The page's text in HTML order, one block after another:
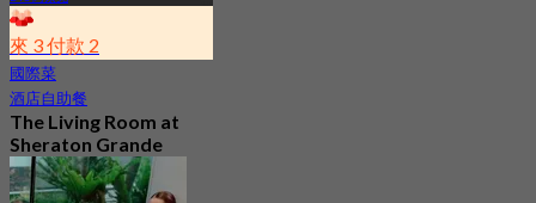
來 3 付款 2
國際菜
酒店自助餐
The Living Room at
Sheraton Grande
Sukhumvit A Luxury
Collection Hotel